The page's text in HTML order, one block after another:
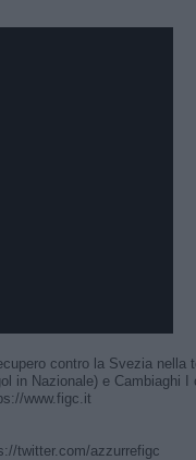
contro la Svezia nella
in Nazionale) e Cambiaghi I
www.figc.it​​
twitter.com/azzurrefigc